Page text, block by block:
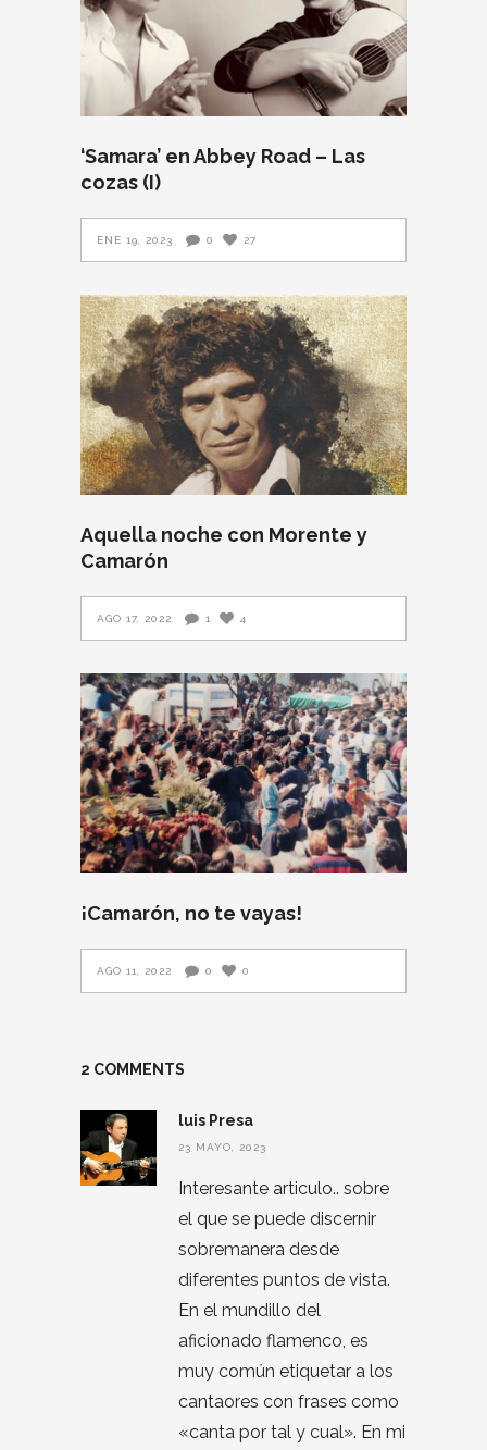
‘Samara’ en Abbey Road – Las
cozas (I)
ENE 19, 2023 0 27
Aquella noche con Morente y
Camarón
AGO 17, 2022 1 4
¡Camarón, no te vayas!
AGO 11, 2022 0 0
2 COMMENTS
luis Presa
23 MAYO, 2023
Interesante articulo.. sobre
el que se puede discernir
sobremanera desde
diferentes puntos de vista.
En el mundillo del
aficionado flamenco, es
muy común etiquetar a los
cantaores con frases como
«canta por tal y cual». En mi